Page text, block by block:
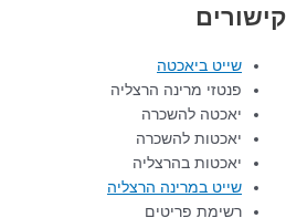
קישורים
שייט ביאכטה
פנטזי מרינה הרצליה
יאכטה להשכרה
יאכטות להשכרה
יאכטות בהרצליה
שייט במרינה הרצליה
רשימת פריטים